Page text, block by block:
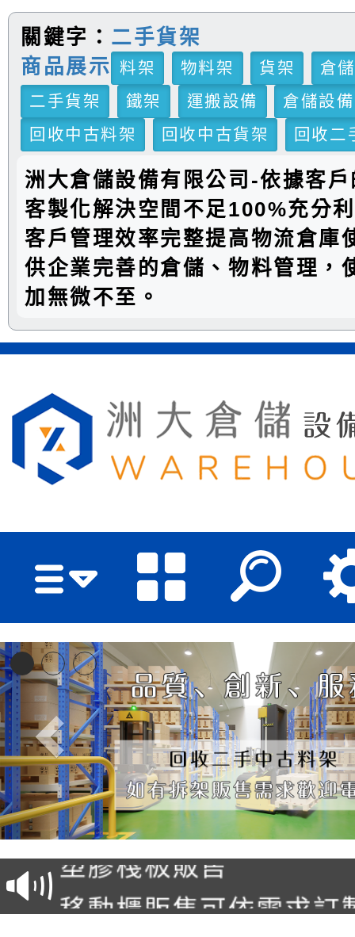
關鍵字： 二手貨架
商品展示 料架 物料架 貨架
倉
二手貨架
鐵架 運搬設備
倉儲設備
回收中古料架
回收中古貨架 回收二
洲大倉儲設備有限公司-依據客
客製化解決空間不足100%充分
客戶管理效率完整提高物流倉庫
供企業完善的倉儲、物料管理，
加無微不至。
洲大倉儲設備有限公司
塑膠棧板販售
移動櫃販售可依需求訂
後推式料架販售可依需